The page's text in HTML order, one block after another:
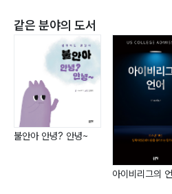
같은 분야의 도서
불안아 안녕? 안녕~
아이비리그의